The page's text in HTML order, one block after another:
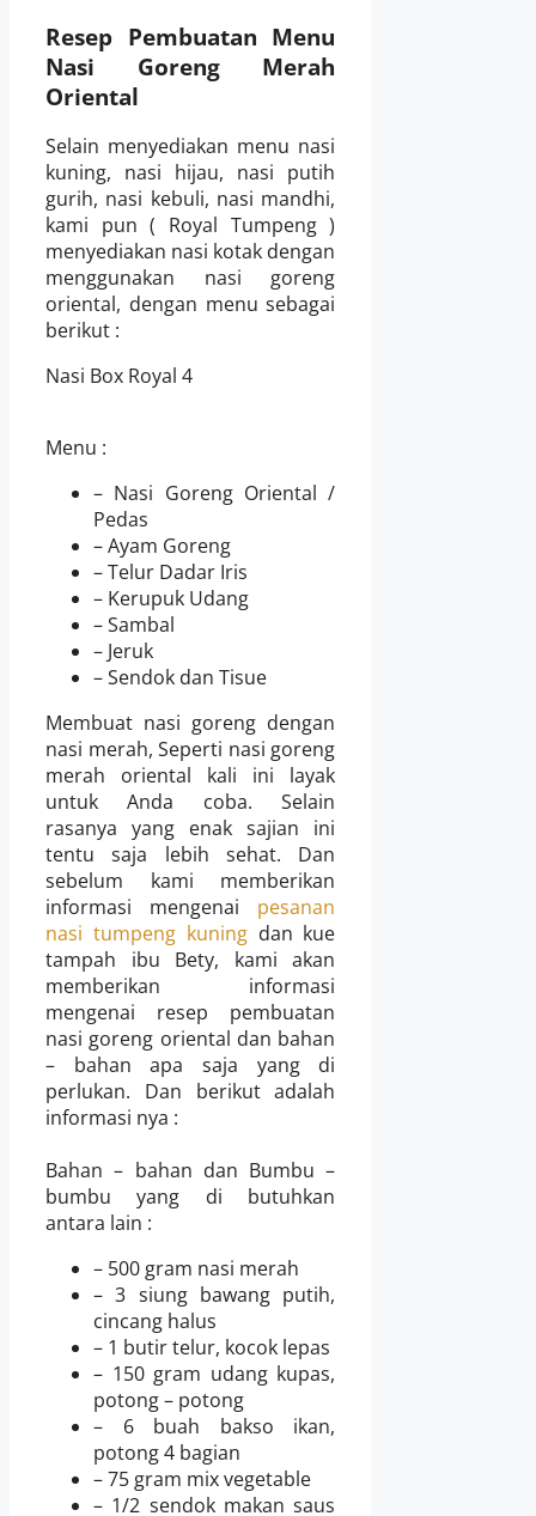
Resep Pembuatan Menu
Nasi Goreng Merah
Oriental
Selain menyediakan menu nasi
kuning, nasi hijau, nasi putih
gurih, nasi kebuli, nasi mandhi,
kami pun ( Royal Tumpeng)
menyediakan nasi kotak dengan
menggunakan nasi goreng
oriental, dengan menu sebagai
berikut :
Nasi Box Royal 4
Menu :
– Nasi Goreng Oriental /
Pedas
– Ayam Goreng
– Telur Dadar Iris
– Kerupuk Udang
– Sambal
– Jeruk
– Sendok dan Tisue
Membuat nasi goreng dengan
nasi merah, Seperti nasi goreng
merah oriental kali ini layak
untuk Anda coba. Selain
rasanya yang enak sajian ini
tentu saja lebih sehat. Dan
sebelum kami memberikan
informasi mengenai pesanan
nasi tumpeng kuningdan kue
tampah ibu Bety, kami akan
memberikan informasi
mengenai resep pembuatan
nasi goreng oriental dan bahan
– bahan apa saja yang di
perlukan. Dan berikut adalah
informasi nya :
Bahan – bahan dan Bumbu –
bumbu yang di butuhkan
antara lain :
– 500 gram nasi merah
– 3 siung bawang putih,
cincang halus
– 1 butir telur, kocok lepas
– 150 gram udang kupas,
potong – potong
– 6 buah bakso ikan,
potong 4 bagian
– 75 gram mix vegetable
– 1/2 sendok makan saus